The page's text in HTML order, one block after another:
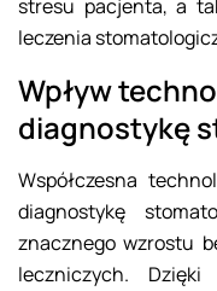
stresu pacjenta, a
leczenia
Wpływ
diagnostykę
Współczesna
diagnostykę
znacznego wzrostu
leczniczych. Dzięki